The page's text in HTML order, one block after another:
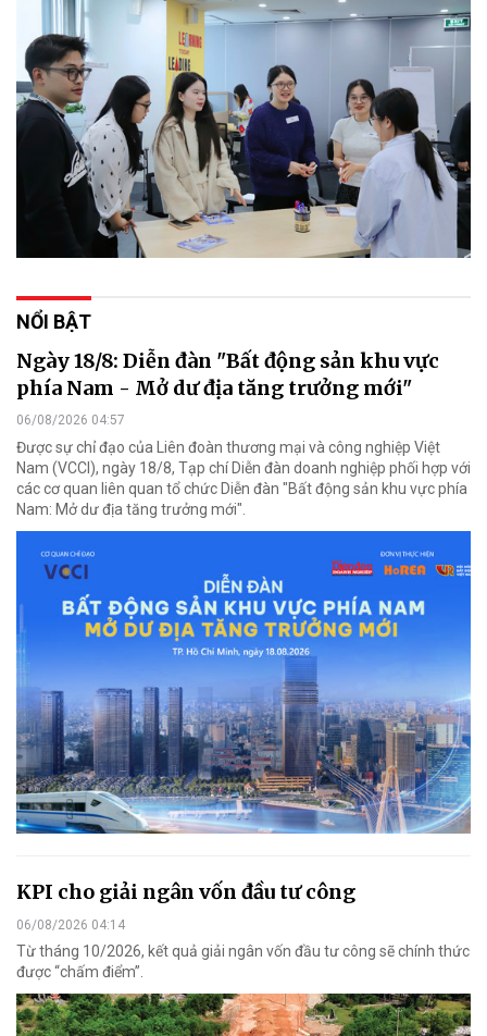
NỔI BẬT
Ngày 18/8: Diễn đàn "Bất động sản khu vực
phía Nam - Mở dư địa tăng trưởng mới"
06/08/2026 04:57
Được sự chỉ đạo của Liên đoàn thương mại và công nghiệp Việt
Nam (VCCI), ngày 18/8, Tạp chí Diễn đàn doanh nghiệp phối hợp với
các cơ quan liên quan tổ chức Diễn đàn "Bất động sản khu vực phía
Nam: Mở dư địa tăng trưởng mới".
KPI cho giải ngân vốn đầu tư công
06/08/2026 04:14
Từ tháng 10/2026, kết quả giải ngân vốn đầu tư công sẽ chính thức
được “chấm điểm”.